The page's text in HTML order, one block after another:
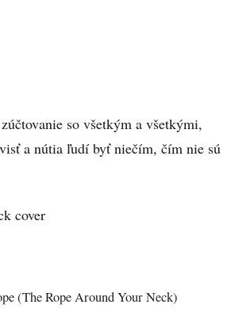
so všetkým a všetkými,
a nútia ľudí byť niečím, čím nie sú
(The Rope Around Your Neck)